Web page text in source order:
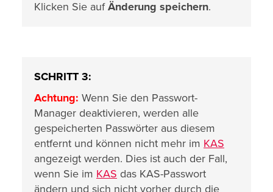
Klicken Sie aufÄnderung speichern.
SCHRITT 3:
Achtung: Wenn Sie den Passwort-
Manager deaktivieren, werden alle
gespeicherten Passwörter aus diesem
entfernt und können nicht mehr im KAS
angezeigt werden. Dies ist auch der Fall,
wenn Sie im KAS das KAS-Passwort
ändern und sich nicht vorher durch die